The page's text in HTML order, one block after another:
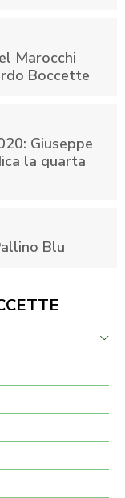
Marocchi
Boccette
Giuseppe
la quarta
Blu